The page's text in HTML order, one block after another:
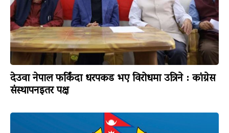
देउवा नेपाल फर्किंदा धरपकड भए विरोधमा उत्रिने : कांग्रेस
संस्थापनइतर पक्ष